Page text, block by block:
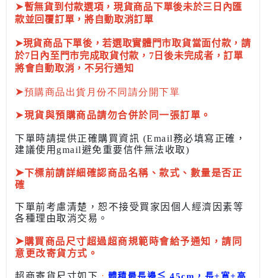
➤暫無貨到付款選項，現貨商品下單後未於三日內匯
款並回覆訂單，將自動取消訂單
➤現貨商品下單後，若選取實體門市取貨當面付款，請
於7日內至門市完成取貨付款，7日後未完成者，訂單
將會自動取消，不另行通知
➤預購商品出貨月份不同請分開下單
➤現貨與預購商品請勿合併於同一張訂單。
下單時請提供正確購買資訊 (Email務必填寫正確，
建議使用gmail避免重要信件無法收取)
➤下標前請詳細確認商品名稱、款式、數量是否正
確
下單前考慮清楚，恕不接受買家因個人經濟因素等
各種理由取消交易。
➤購買商品尺寸超過超商規範時會給予通知，請同
意更改寄貨方式。
超商寄貨尺寸如下 : 體積最長邊≦ 45cm，長+寬+高